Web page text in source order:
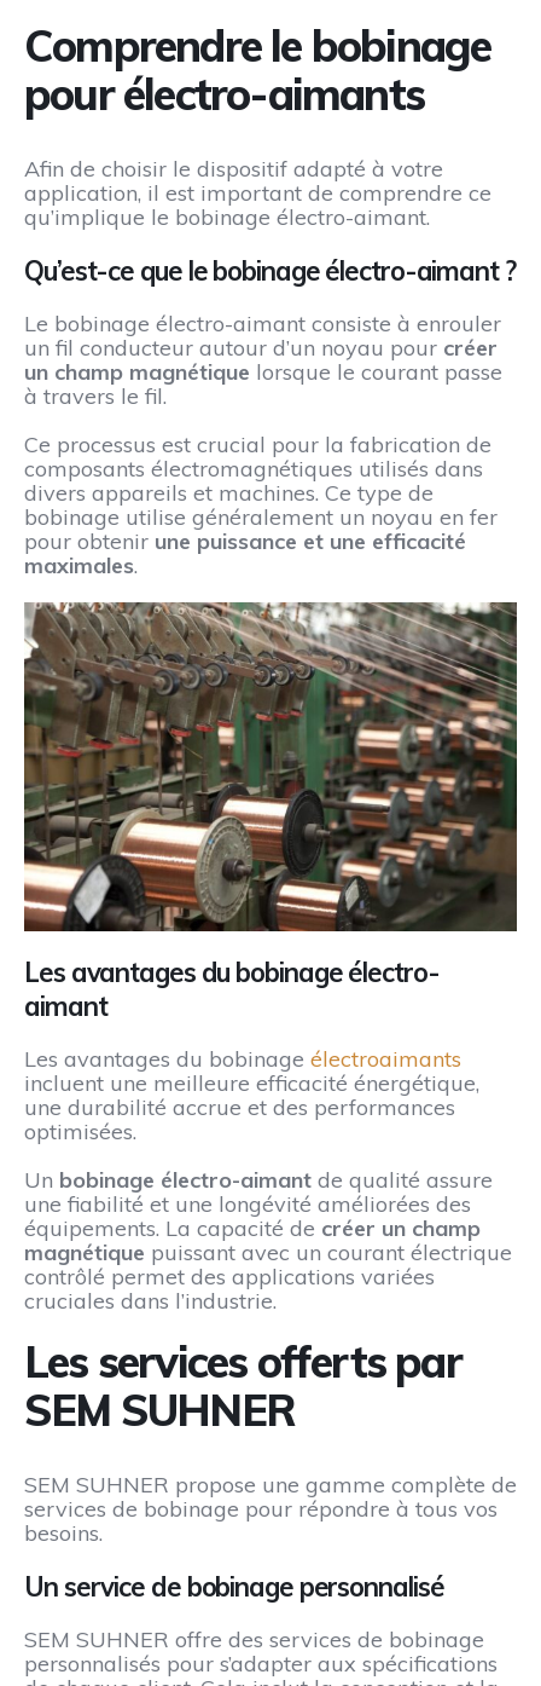
Comprendre le bobinage
pour électro-aimants
Afin de choisir le dispositif adapté à votre
application, il est important de comprendre ce
qu’implique le bobinage électro-aimant.
Qu’est-ce que le bobinage électro-aimant ?
Le bobinage électro-aimant consiste à enrouler
un fil conducteur autour d’un noyau pour créer
un champ magnétique lorsque le courant passe
à travers le fil.
Ce processus est crucial pour la fabrication de
composants électromagnétiques utilisés dans
divers appareils et machines. Ce type de
bobinage utilise généralement un noyau en fer
pour obtenir une puissance et une efficacité
maximales.
Les avantages du bobinage électro-
aimant
Les avantages du bobinage électroaimants
incluent une meilleure efficacité énergétique,
une durabilité accrue et des performances
optimisées.
Un bobinage électro-aimant de qualité assure
une fiabilité et une longévité améliorées des
équipements. La capacité de créer un champ
magnétique puissant avec un courant électrique
contrôlé permet des applications variées
cruciales dans l’industrie.
Les services offerts par
SEM SUHNER
SEM SUHNER propose une gamme complète de
services de bobinage pour répondre à tous vos
besoins.
Un service de bobinage personnalisé
SEM SUHNER offre des services de bobinage
personnalisés pour s’adapter aux spécifications